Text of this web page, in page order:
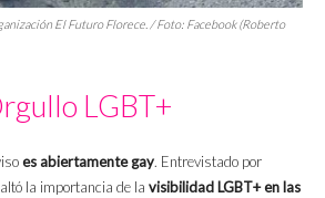
El Futuro Florece. / Foto: Facebook (Roberto
LGBT+
es abiertamente gay. Entrevistado por
la importancia de la visibilidad LGBT+ en las